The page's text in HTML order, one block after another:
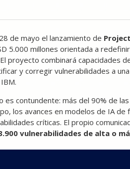
de mayo el lanzamiento de Project
5.000 millones orientada a
proyecto combinará capacidades
y corregir vulnerabilidades a
es contundente: más del 90% de
los avances en modelos de IA
críticas. El propio
vulnerabilidades de alta o